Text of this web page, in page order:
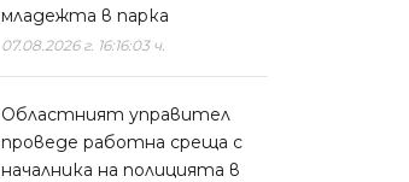
младежта в парка
07.08.2026 г. 16:16:03 ч.
Областният управител
проведе работна среща с
началника на полицията в